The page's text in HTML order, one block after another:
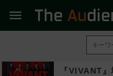
menu
『VIVANT